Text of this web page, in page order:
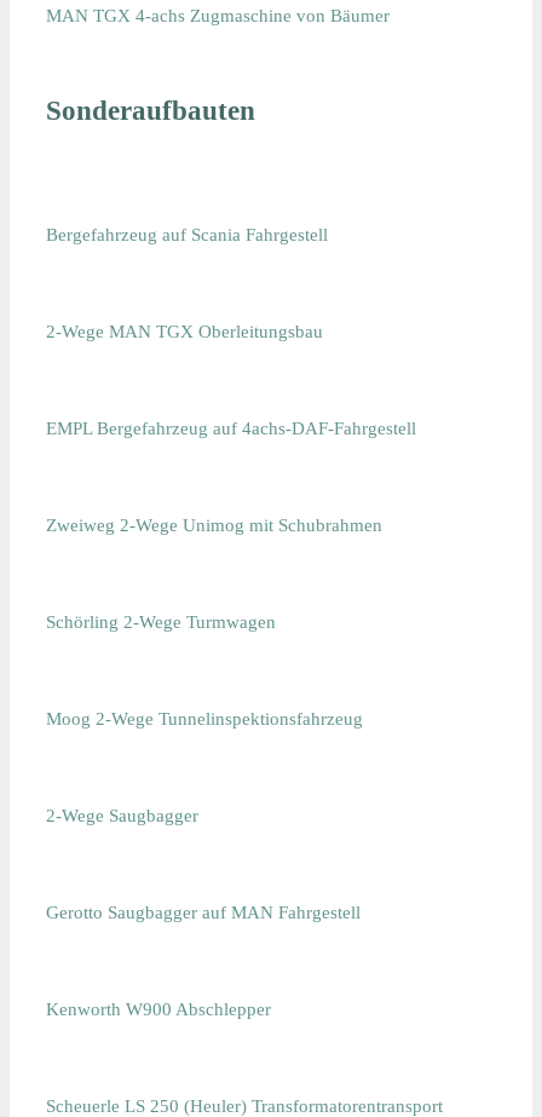
MAN TGX 4-achs Zugmaschine von Bäumer
Sonderaufbauten
Bergefahrzeug auf Scania Fahrgestell
2-Wege MAN TGX Oberleitungsbau
EMPL Bergefahrzeug auf 4achs-DAF-Fahrgestell
Zweiweg 2-Wege Unimog mit Schubrahmen
Schörling 2-Wege Turmwagen
Moog 2-Wege Tunnelinspektionsfahrzeug
2-Wege Saugbagger
Gerotto Saugbagger auf MAN Fahrgestell
Kenworth W900 Abschlepper
Scheuerle LS 250 (Heuler) Transformatorentransport